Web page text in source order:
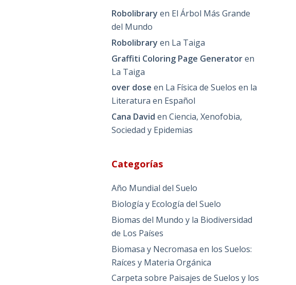
Robolibrary en El Árbol Más Grande
del Mundo
Robolibrary en La Taiga
Graffiti Coloring Page Generatoren
La Taiga
over dose en La Física de Suelos en la
Literatura en Español
Cana David enCiencia, Xenofobia,
Sociedad y Epidemias
Categorías
Año Mundial del Suelo
Biología y Ecología del Suelo
Biomas del Mundo y la Biodiversidad
de Los Países
Biomasa y Necromasa en los Suelos:
Raíces y Materia Orgánica
Carpeta sobre Paisajes de Suelos y los